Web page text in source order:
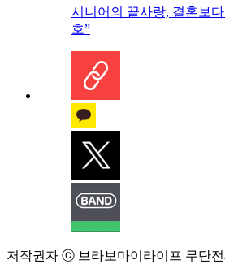
시니어의 끝사랑, 결혼보
호”
저작권자 ⓒ 브라보마이라이프 무단